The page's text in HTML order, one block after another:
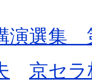
演選集
京セ